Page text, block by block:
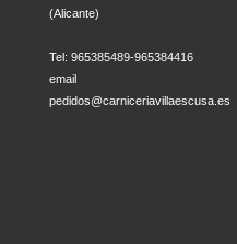
(Alicante)
Tel: 965385489-965384416
email
pedidos@carniceriavillaescusa.es